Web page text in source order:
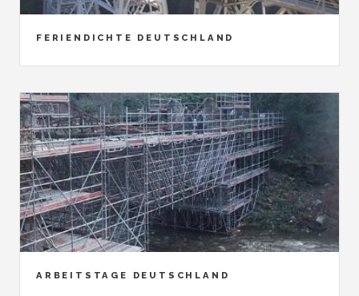
FERIENDICHTE DEUTSCHLAND
ARBEITSTAGE DEUTSCHLAND